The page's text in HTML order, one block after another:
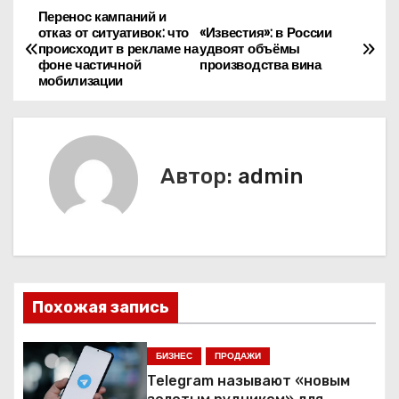
Н
а
ц
и
я
п
«Известия»: в России
удвоят объёмы
производства вина
Перенос кампаний и
отказ от ситуативок: что
происходит в рекламе на
фоне частичной
мобилизации
Автор: admin
Похожая запись
БИЗНЕС ПРОДАЖИ
Telegram называют «новым